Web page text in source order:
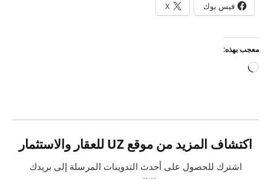
فيس بوك X
معجب بهذه:
جاري
اكتشاف المزيد من موقع UZ للعقار والاستثمار
اشترك للحصول على أحدث التدوينات المرسلة إلى بريدك